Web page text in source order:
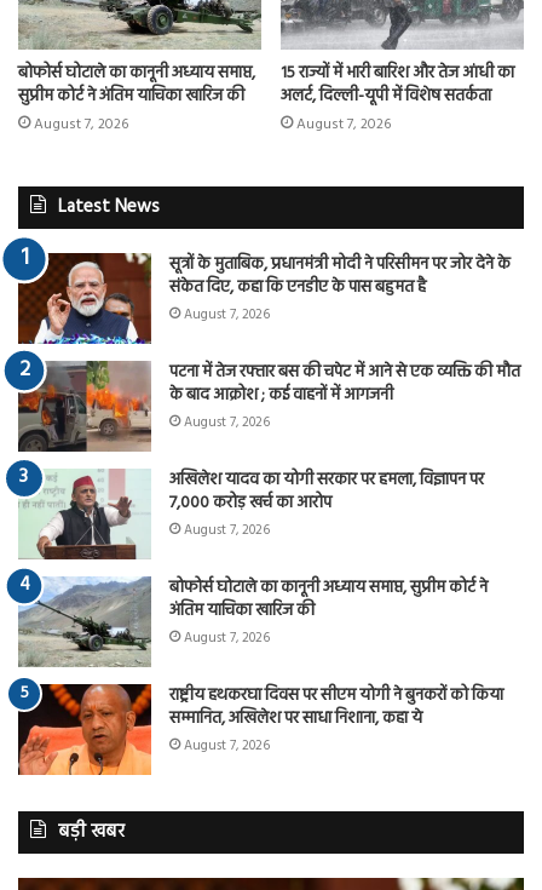
बोफोर्स घोटाले का कानूनी अध्याय समाप्त,
सुप्रीम कोर्ट ने अंतिम याचिका खारिज की
August 7, 2026
15 राज्यों में भारी बारिश और तेज आंधी का
अलर्ट, दिल्ली-यूपी में विशेष सतर्कता
August 7, 2026
Latest News
सूत्रों के मुताबिक, प्रधानमंत्री मोदी ने परिसीमन पर जोर देने के
संकेत दिए, कहा कि एनडीए के पास बहुमत है
August 7, 2026
पटना में तेज रफ्तार बस की चपेट में आने से एक व्यक्ति की मौत
के बाद आक्रोश ; कई वाहनों में आगजनी
August 7, 2026
अखिलेश यादव का योगी सरकार पर हमला, विज्ञापन पर
7,000 करोड़ खर्च का आरोप
August 7, 2026
बोफोर्स घोटाले का कानूनी अध्याय समाप्त, सुप्रीम कोर्ट ने
अंतिम याचिका खारिज की
August 7, 2026
राष्ट्रीय हथकरघा दिवस पर सीएम योगी ने बुनकरों को किया
सम्मानित, अखिलेश पर साधा निशाना, कहा ये
August 7, 2026
बड़ी खबर